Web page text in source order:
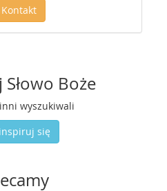
Kontakt
Boże
wyszukiwali
się